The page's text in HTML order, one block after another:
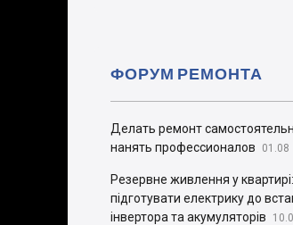
Делать ремонт
нанять профессионалов
01.08
Резервне живлення у
підготувати електрику до
інвертора та акумуляторів
ФОРУМ РЕМОНТА